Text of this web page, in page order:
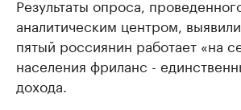
Результаты опроса,
аналитическим центром,
пятый россиянин работает «на
населения фриланс -
дохода.